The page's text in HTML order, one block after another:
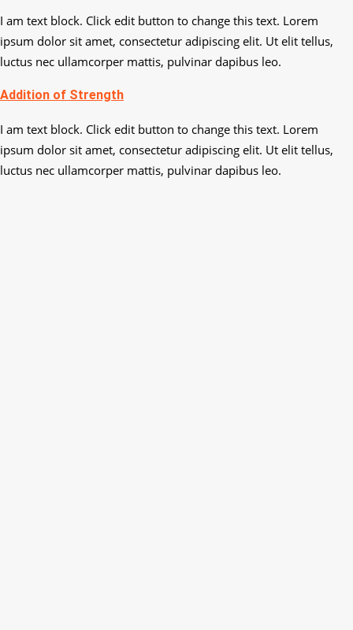
I am text block. Click edit button to change this text. Lorem
ipsum dolor sit amet, consectetur adipiscing elit. Ut elit tellus,
luctus nec ullamcorper mattis, pulvinar dapibus leo.
Addition of Strength
I am text block. Click edit button to change this text. Lorem
ipsum dolor sit amet, consectetur adipiscing elit. Ut elit tellus,
luctus nec ullamcorper mattis, pulvinar dapibus leo.